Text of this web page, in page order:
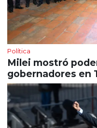
Política
Milei mostró
gobernadores en